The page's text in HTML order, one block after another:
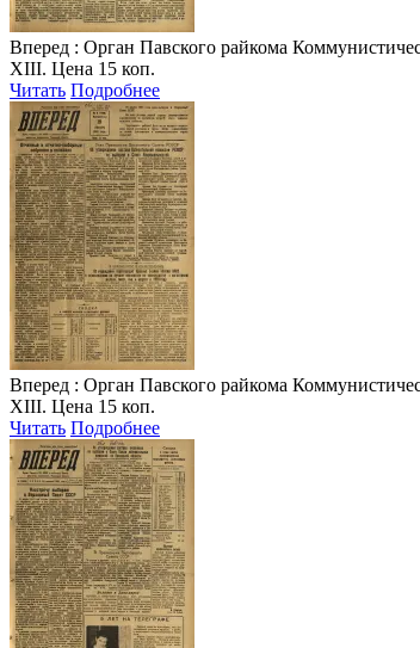
Вперед : Орган Павского райкома
XIII. Цена 15 коп.
Читать Подробнее
Вперед : Орган Павского райкома
XIII. Цена 15 коп.
Читать Подробнее